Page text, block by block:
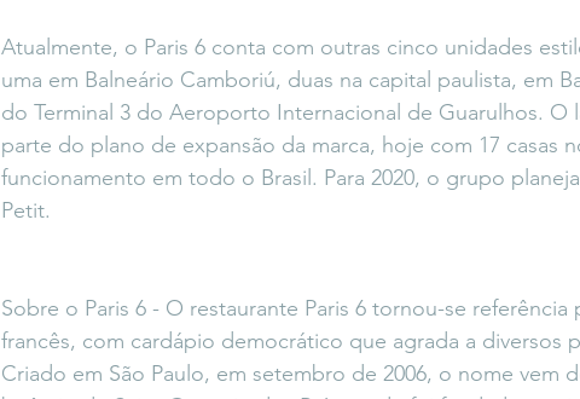
Atualmente, o Paris 6 conta com outras cinco unidades
uma em Balneário Camboriú, duas na capital paulista, em
do Terminal 3 do Aeroporto Internacional de Guarulhos. O
parte do plano de expansão da marca, hoje com 17 casas
funcionamento em todo o Brasil. Para 2020, o grupo
Petit.
Sobre o Paris 6 - O restaurante Paris 6 tornou-se
francês, com cardápio democrático que agrada a diversos
Criado em São Paulo, em setembro de 2006, o nome vem